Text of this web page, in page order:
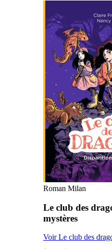
Roman Milan
Le club des
mystères
Voir Le club des